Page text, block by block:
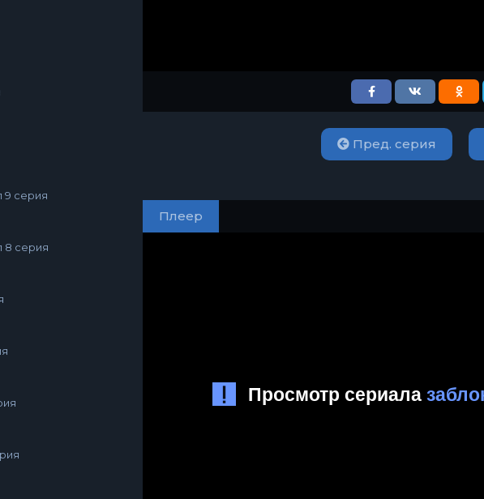
9 серия
8 серия
Пред. серия
Плеер